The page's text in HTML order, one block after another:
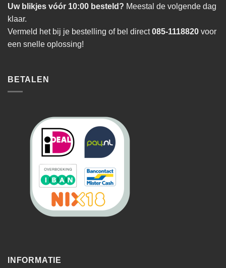
Uw blikjes vóór 10:00 besteld? Meestal de volgende dag
klaar.
Vermeld het bij je bestelling of bel direct085-1118820 voor
een snelle oplossing!
BETALEN
INFORMATIE